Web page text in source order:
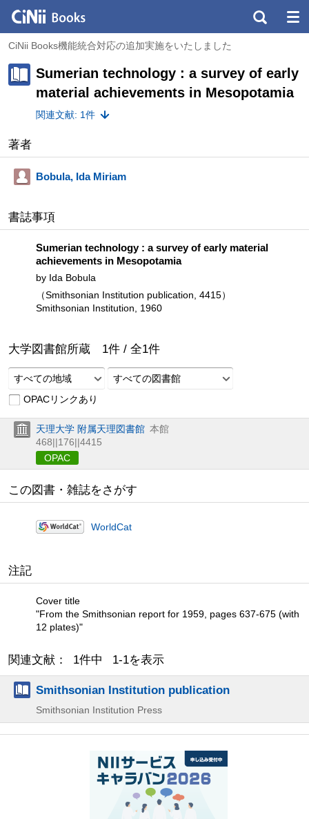
CiNii Books機能統合対応の追加実施をいたしました
Sumerian technology : a survey of early
material achievements in Mesopotamia
関連文献: 1件
著者
Bobula, Ida Miriam
書誌事項
Sumerian technology : a survey of early material
achievements in Mesopotamia
by Ida Bobula
（Smithsonian Institution publication, 4415）
Smithsonian Institution, 1960
大学図書館所蔵 1件 / 全1件
すべての地域
すべての図書館
OPACリンクあり
天理大学 附属天理図書館 本館
468||176||4415
OPAC
この図書・雑誌をさがす
WorldCat
注記
Cover title
"From the Smithsonian report for 1959, pages 637-675 (with
12 plates)"
関連文献： 1件中 1-1を表示
Smithsonian Institution publication
Smithsonian Institution Press